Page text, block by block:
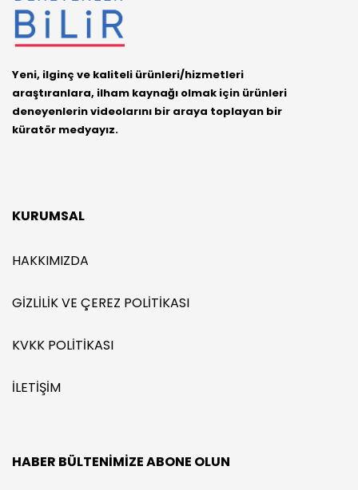
Yeni, ilginç ve kaliteli ürünleri/hizmetleri
araştıranlara, ilham kaynağı olmak için ürünleri
deneyenlerin videolarını bir araya toplayan bir
küratör medyayız.
KURUMSAL
HAKKIMIZDA
GIZLILIK VE ÇEREZ POLITIKASI
KVKK POLITIKASI
İLETIŞIM
HABER BÜLTENIMIZE ABONE OLUN